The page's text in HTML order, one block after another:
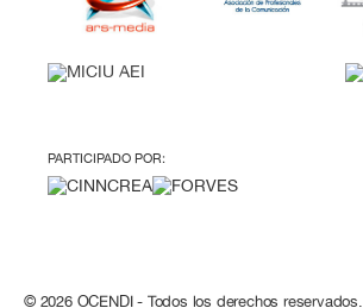
PARTICIPADO POR:
© 2026 OCENDI - Todos los derechos reservados.